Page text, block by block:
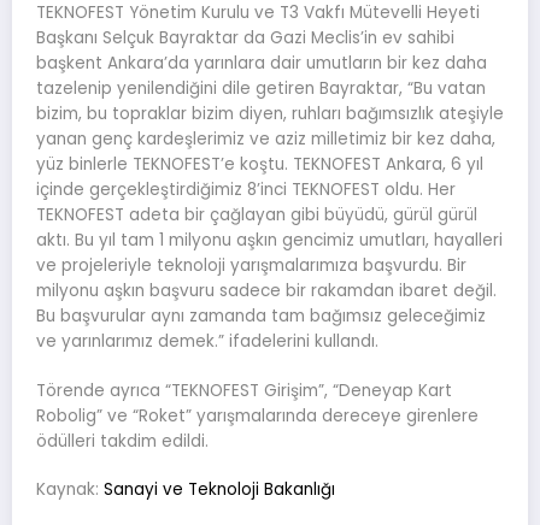
TEKNOFEST Yönetim Kurulu ve T3 Vakfı Mütevelli Heyeti
Başkanı Selçuk Bayraktar da Gazi Meclis’in ev sahibi
başkent Ankara’da yarınlara dair umutların bir kez daha
tazelenip yenilendiğini dile getiren Bayraktar, “Bu vatan
bizim, bu topraklar bizim diyen, ruhları bağımsızlık ateşiyle
yanan genç kardeşlerimiz ve aziz milletimiz bir kez daha,
yüz binlerle TEKNOFEST’e koştu. TEKNOFEST Ankara, 6 yıl
içinde gerçekleştirdiğimiz 8’inci TEKNOFEST oldu. Her
TEKNOFEST adeta bir çağlayan gibi büyüdü, gürül gürül
aktı. Bu yıl tam 1 milyonu aşkın gencimiz umutları, hayalleri
ve projeleriyle teknoloji yarışmalarımıza başvurdu. Bir
milyonu aşkın başvuru sadece bir rakamdan ibaret değil.
Bu başvurular aynı zamanda tam bağımsız geleceğimiz
ve yarınlarımız demek.” ifadelerini kullandı.
Törende ayrıca “TEKNOFEST Girişim”, “Deneyap Kart
Robolig” ve “Roket” yarışmalarında dereceye girenlere
ödülleri takdim edildi.
Kaynak: Sanayi ve Teknoloji Bakanlığı